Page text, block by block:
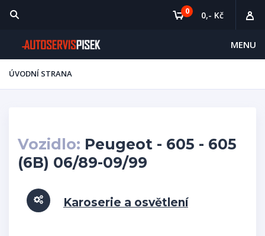
MENU
0 0,- Kč
ÚVODNÍ STRANA
Vozidlo: Peugeot - 605 - 605
(6B) 06/89-09/99
Karoserie a osvětlení